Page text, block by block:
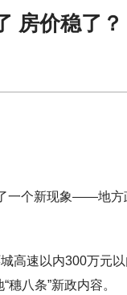
房价稳了？
一个新现象——地方
高速以内300万元
穗八条”新政内容。